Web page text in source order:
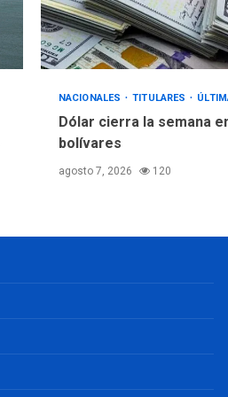
NACIONALES TITULARES
Dólar cierra la semana
bolívares
agosto 7, 2026 120